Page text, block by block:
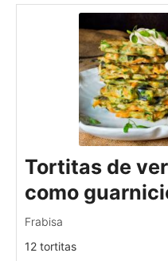
Tortitas de
como
Frabisa
12 tortitas